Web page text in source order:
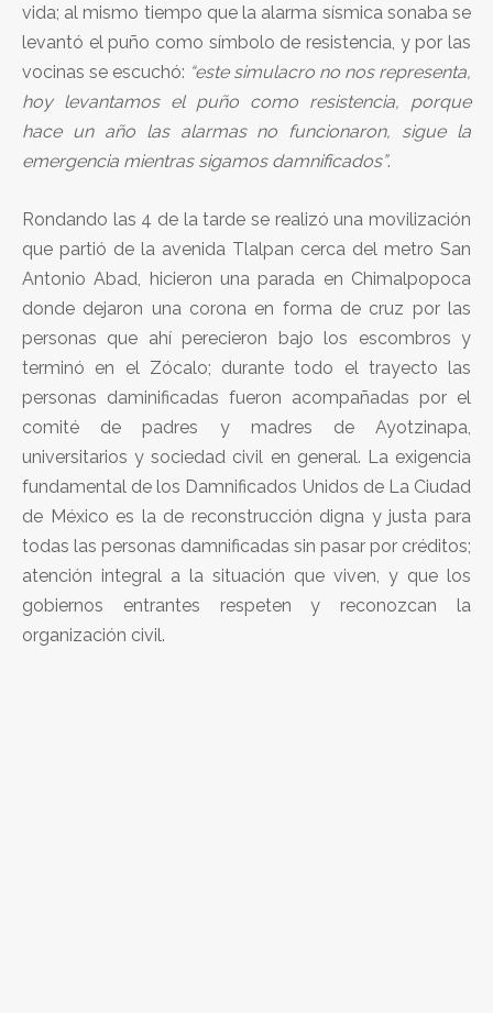
vida; al mismo tiempo que la alarma sísmica sonaba se
levantó el puño como símbolo de resistencia, y por las
vocinas se escuchó: “este simulacro no nos representa,
hoy levantamos el puño como resistencia, porque
hace un año las alarmas no funcionaron, sigue la
emergencia mientras sigamos damnificados”.
Rondando las 4 de la tarde se realizó una movilización
que partió de la avenida Tlalpan cerca del metro San
Antonio Abad, hicieron una parada en Chimalpopoca
donde dejaron una corona en forma de cruz por las
personas que ahí perecieron bajo los escombros y
terminó en el Zócalo; durante todo el trayecto las
personas daminificadas fueron acompañadas por el
comité de padres y madres de Ayotzinapa,
universitarios y sociedad civil en general. La exigencia
fundamental de los Damnificados Unidos de La Ciudad
de México es la de reconstrucción digna y justa para
todas las personas damnificadas sin pasar por créditos;
atención integral a la situación que viven, y que los
gobiernos entrantes respeten y reconozcan la
organización civil.